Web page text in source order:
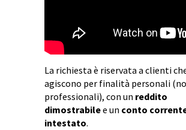
La richiesta è riservata a clienti
agiscono per finalità personali
professionali), con un reddito
dimostrabilee un conto
intestato.